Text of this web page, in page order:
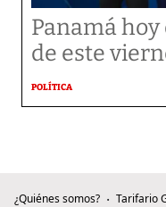
Panamá hoy
de este
POLÍTICA
¿Quiénes somos? Tarifario